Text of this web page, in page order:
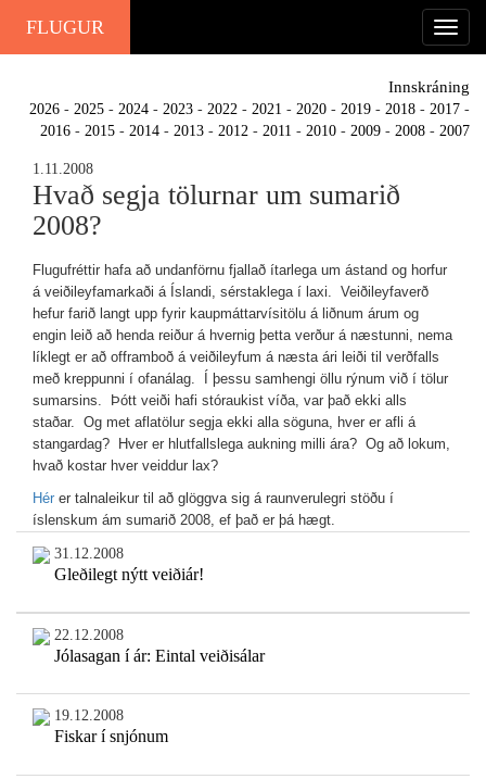
FLUGUR
Innskráning
2026 - 2025 - 2024 - 2023 - 2022 - 2021 - 2020 - 2019 - 2018 - 2017 -
2016 - 2015 - 2014 - 2013 - 2012 - 2011 - 2010 - 2009 - 2008 - 2007
1.11.2008
Hvað segja tölurnar um sumarið
2008?
Flugufréttir hafa að undanförnu fjallað ítarlega um ástand og horfur
á veiðileyfamarkaði á Íslandi, sérstaklega í laxi. Veiðileyfaverð
hefur farið langt upp fyrir kaupmáttarvísitölu á liðnum árum og
engin leið að henda reiður á hvernig þetta verður á næstunni, nema
líklegt er að offramboð á veiðileyfum á næsta ári leiði til verðfalls
með kreppunni í ofanálag. Í þessu samhengi öllu rýnum við í tölur
sumarsins. Þótt veiði hafi stóraukist víða, var það ekki alls
staðar. Og met aflatölur segja ekki alla söguna, hver er afli á
stangardag? Hver er hlutfallslega aukning milli ára? Og að lokum,
hvað kostar hver veiddur lax?
Hér er talnaleikur til að glöggva sig á raunverulegri stöðu í
íslenskum ám sumarið 2008, ef það er þá hægt.
31.12.2008
Gleðilegt nýtt veiðiár!
22.12.2008
Jólasagan í ár: Eintal veiðisálar
19.12.2008
Fiskar í snjónum